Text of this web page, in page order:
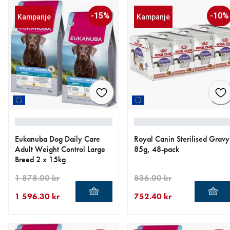
Kampanje -15%
Eukanuba Dog Daily Care
Adult Weight Control Large
Breed 2 x 15kg
1 596.30 kr
1 878.00 kr
Kampanje -10%
Royal Canin Sterilised Gravy
85g, 48-pack
752.40 kr
836.00 kr